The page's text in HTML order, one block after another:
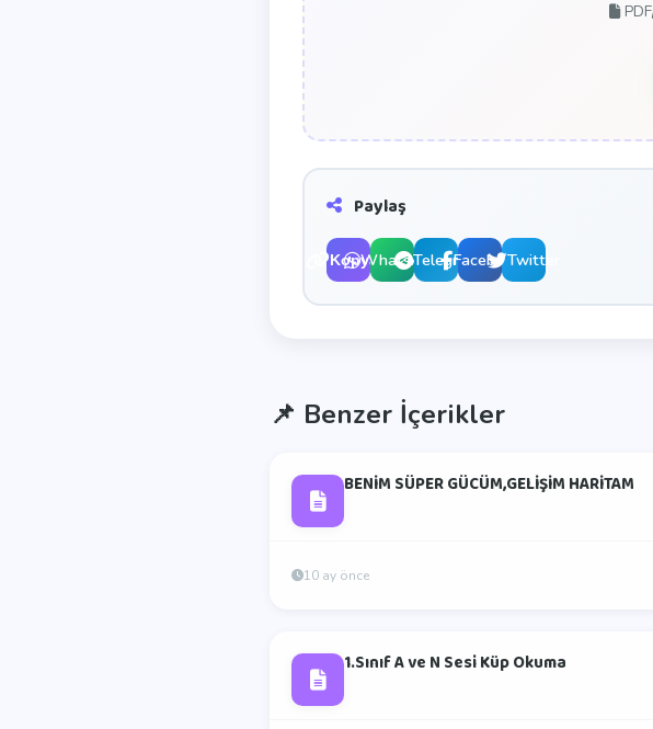
PDF
Paylaş
KopyalaWhatsAppTelegramFacebookTwitter
📌 Benzer İçerikler
BENİM SÜPER GÜCÜM,GELİŞİM HARİTAM
10 ay önce
1.Sınıf A ve N Sesi Küp Okuma